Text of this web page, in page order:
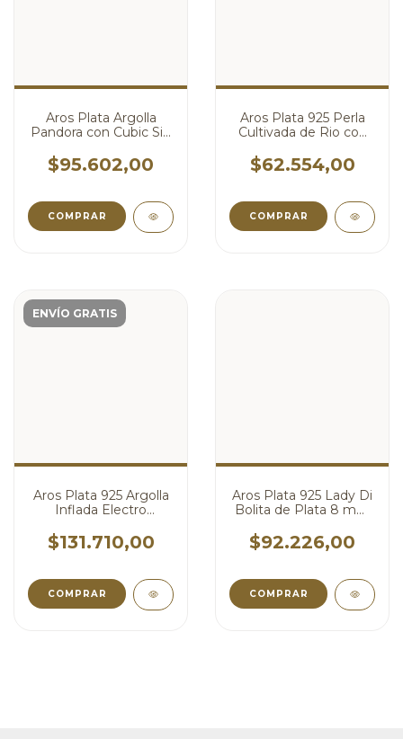
Aros Plata Argolla
Pandora con Cubic Sin
$95.602,00
Aros Plata 925 Perla
Cultivada de Rio con
cod4672
$62.554,00
ENVÍO GRATIS
Aros Plata 925 Argolla
Inflada Electro
$131.710,00
Aros Plata 925 Lady Di
Bolita de Plata 8 mm
$92.226,00